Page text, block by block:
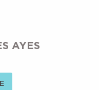
AYES